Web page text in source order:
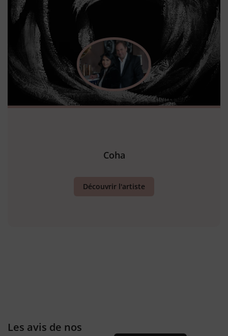
Coha
Découvrir l'artiste
Les avis de nos